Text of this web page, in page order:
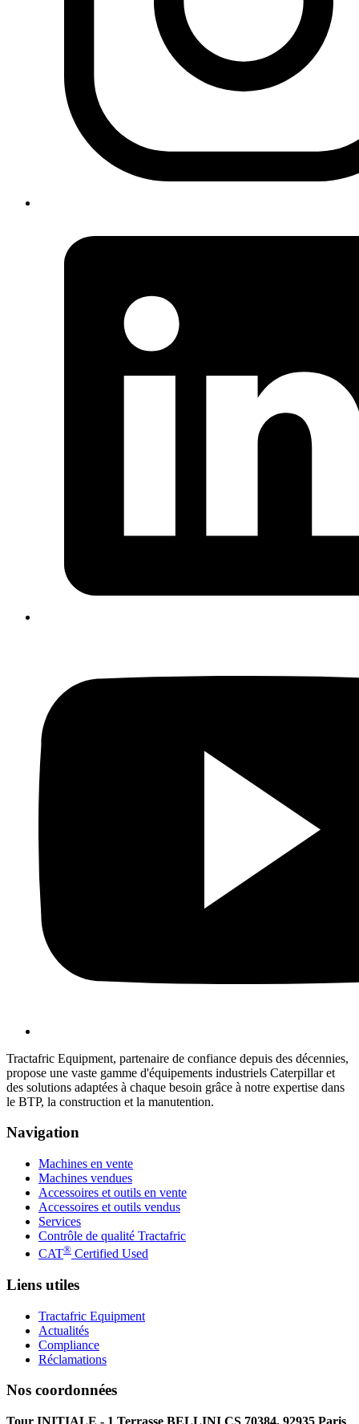
Tractafric Equipment, partenaire de confiance depuis des décennies,
propose une vaste gamme d'équipements industriels Caterpillar et
des solutions adaptées à chaque besoin grâce à notre expertise dans
le BTP, la construction et la manutention.
Navigation
Machines en vente
Machines vendues
Accessoires et outils en vente
Accessoires et outils vendus
Services
Contrôle de qualité Tractafric
CAT® Certified Used
Liens utiles
Tractafric Equipment
Actualités
Compliance
Réclamations
Nos coordonnées